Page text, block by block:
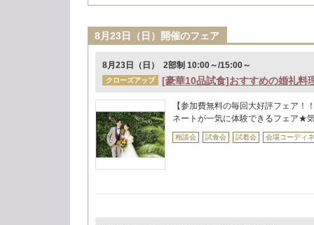
8月23日（日）開催のフェア
8月23日（日） 2部制 10:00～/15:00～
クローズアップ [豪華10品試食]おすすめの婚礼料
【参加費無料の毎回大好評フェア
ネートが一気に体験できるフェア★
相談会 試食会 試着会 会場コーディ